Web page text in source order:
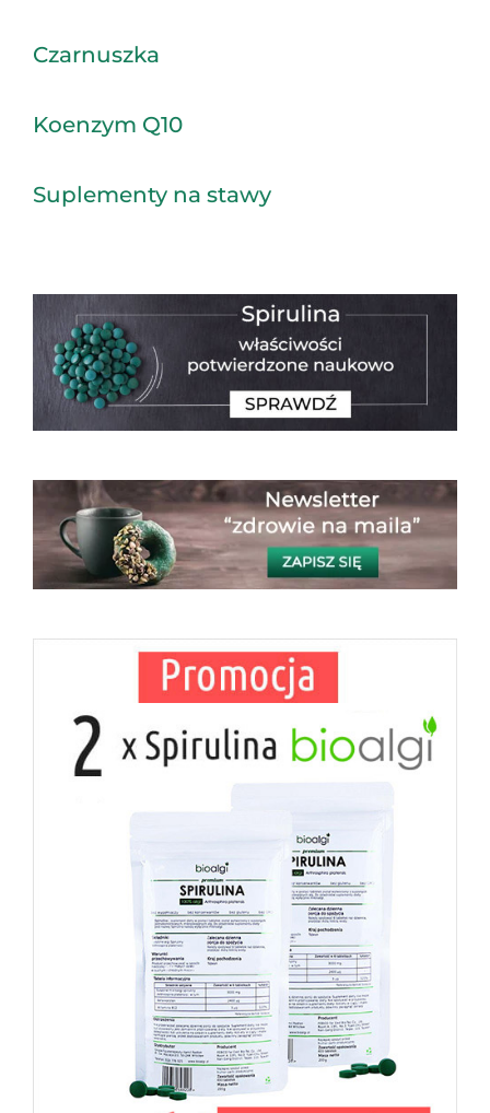
Czarnuszka
Koenzym Q10
Suplementy na stawy